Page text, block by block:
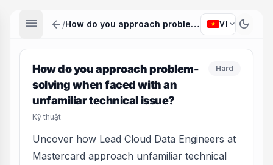
menu arrow_back / How do you approach problem-solving when faced with an unfamiliar technical issue? VI expand_more dark_mode
How do you approach problem-
solving when faced with an
unfamiliar technical issue?
Kỹ thuật
Hard
Uncover how Lead Cloud Data Engineers at
Mastercard approach unfamiliar technical